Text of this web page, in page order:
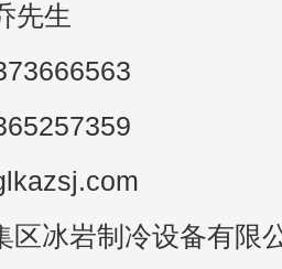
先生
区冰岩制冷设备有限